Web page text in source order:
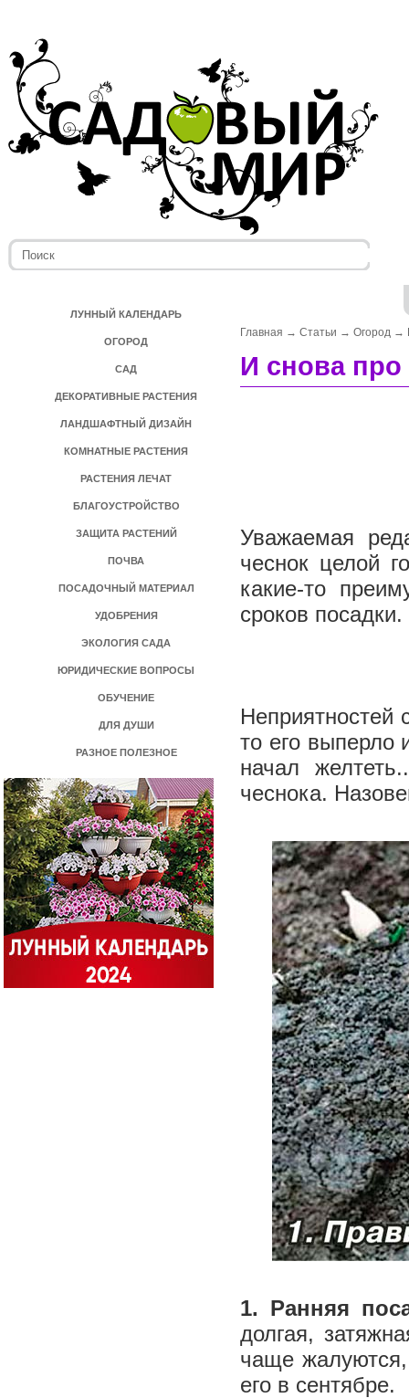
ЛУННЫЙ КАЛЕНДАРЬ
ОГОРОД
САД
ДЕКОРАТИВНЫЕ РАСТЕНИЯ
ЛАНДШАФТНЫЙ ДИЗАЙН
КОМНАТНЫЕ РАСТЕНИЯ
РАСТЕНИЯ ЛЕЧАТ
БЛАГОУСТРОЙСТВО
ЗАЩИТА РАСТЕНИЙ
ПОЧВА
ПОСАДОЧНЫЙ МАТЕРИАЛ
УДОБРЕНИЯ
ЭКОЛОГИЯ САДА
ЮРИДИЧЕСКИЕ ВОПРОСЫ
ОБУЧЕНИЕ
ДЛЯ ДУШИ
РАЗНОЕ ПОЛЕЗНОЕ
Главная → Статьи → Огород →
И снова про
Уважаемая
чеснок целой
какие-­то
сроков
Неприятностей
то его выперло
начал
чеснока.
1. Ранняя
долгая,
чаще жалуются,
его в сентябре.